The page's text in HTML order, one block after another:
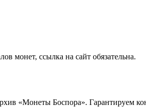
монет, ссылка на сайт обязательна.
«Монеты Боспора». Гарантируем